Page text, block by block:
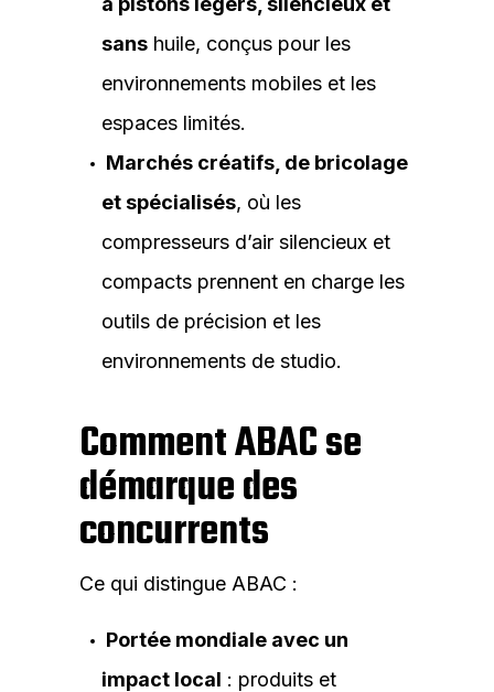
sans huile, conçus pour les
environnements mobiles et les
espaces limités.
Marchés créatifs, de bricolage
et spécialisés, où les
compresseurs d’air silencieux et
compacts prennent en charge les
outils de précision et les
environnements de studio.
Comment ABAC se
démarque des
concurrents
Ce qui distingue ABAC :
Portée mondiale avec un
impact local : produits et